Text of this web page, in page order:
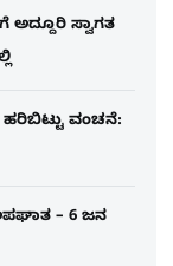
ಸ್ವಾಗತ
ವಂಚನೆ:
– 6 ಜನ